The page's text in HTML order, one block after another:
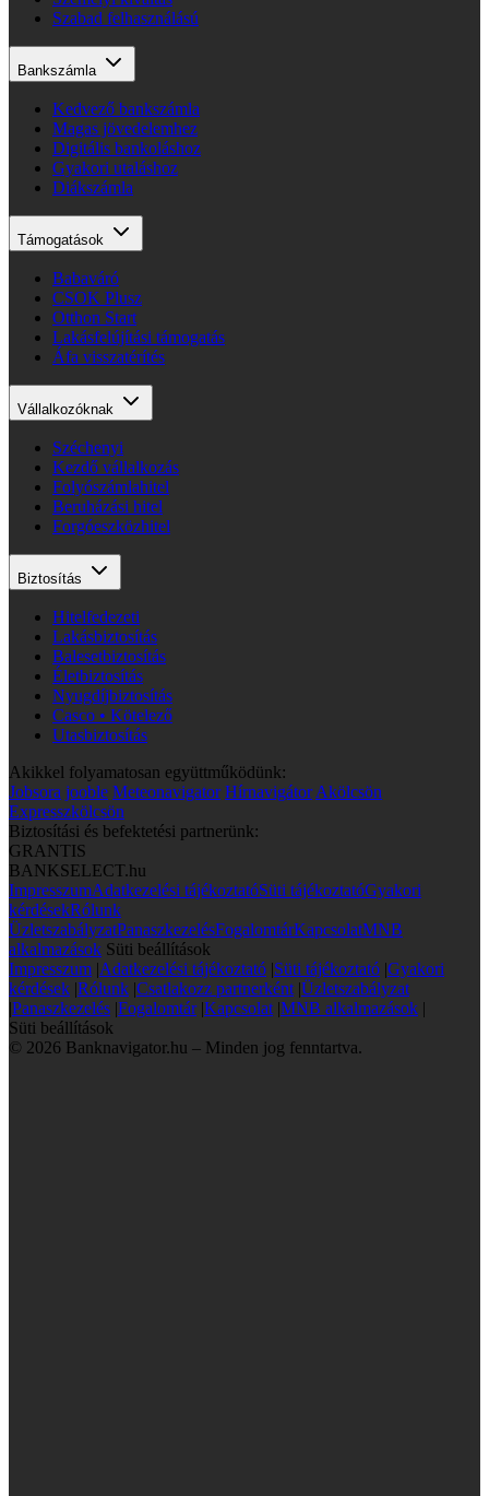
Szabad felhasználású
Bankszámla
Kedvező bankszámla
Magas jövedelemhez
Digitális bankoláshoz
Gyakori utaláshoz
Diákszámla
Támogatások
Babaváró
CSOK Plusz
Otthon Start
Lakásfelújítási támogatás
Áfa visszatérítés
Vállalkozóknak
Széchenyi
Kezdő vállalkozás
Folyószámlahitel
Beruházási hitel
Forgóeszközhitel
Biztosítás
Hitelfedezeti
Lakásbiztosítás
Balesetbiztosítás
Életbiztosítás
Nyugdíjbiztosítás
Casco • Kötelező
Utasbiztosítás
Akikkel folyamatosan együttműködünk:
Jobsora jooble Meteonavigator Hírnavigátor Akölcsön
Expresszkölcsön
Biztosítási és befektetési partnerünk:
GRANTIS
BANKSELECT.hu
ImpresszumAdatkezelési tájékoztatóSüti tájékoztatóGyakori
kérdésekRólunk
ÜzletszabályzatPanaszkezelésFogalomtárKapcsolatMNB
alkalmazások Süti beállítások
Impresszum |Adatkezelési tájékoztató |Süti tájékoztató |Gyakori
kérdések |Rólunk |Csatlakozz partnerként |Üzletszabályzat
|Panaszkezelés |Fogalomtár |Kapcsolat |MNB alkalmazások |
Süti beállítások
© 2026 Banknavigator.hu – Minden jog fenntartva.